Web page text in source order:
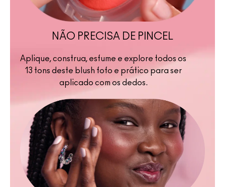
NÃO PRECISA DE PINCEL
Aplique, construa, esfume e explore todos os
13 tons deste blush fofo e prático para ser
aplicado com os dedos.